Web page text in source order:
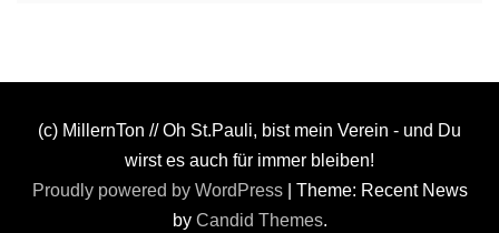
(c) MillernTon // Oh St.Pauli, bist mein Verein - und Du
wirst es auch für immer bleiben!
Proudly powered by WordPress
Theme: Recent News
by Candid Themes.